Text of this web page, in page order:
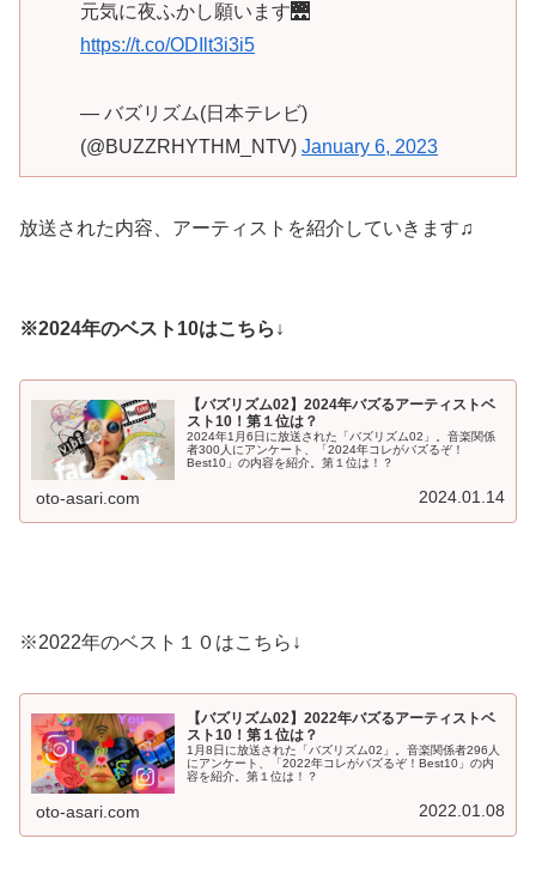
元気に夜ふかし願います🌉
https://t.co/ODIlt3i3i5
— バズリズム(日本テレビ)
(@BUZZRHYTHM_NTV) January 6, 2023
放送された内容、アーティストを紹介していきます♫
※2024年のベスト10はこちら↓
【バズリズム02】2024年バズるアーティストベ
スト10！第１位は？
2024年1月6日に放送された「バズリズム02」。音楽関係
者300人にアンケート、「2024年コレがバズるぞ！
Best10」の内容を紹介。第１位は！？
oto-asari.com 2024.01.14
※2022年のベスト１０はこちら↓
【バズリズム02】2022年バズるアーティストベ
スト10！第１位は？
1月8日に放送された「バズリズム02」。音楽関係者296人
にアンケート、「2022年コレがバズるぞ！Best10」の内
容を紹介。第１位は！？
oto-asari.com 2022.01.08